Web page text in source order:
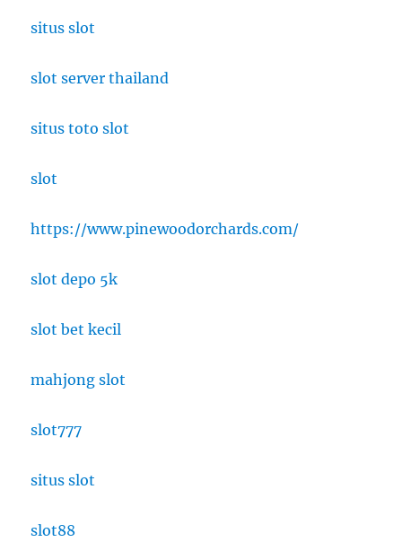
situs slot
slot server thailand
situs toto slot
slot
https://www.pinewoodorchards.com/
slot depo 5k
slot bet kecil
mahjong slot
slot777
situs slot
slot88